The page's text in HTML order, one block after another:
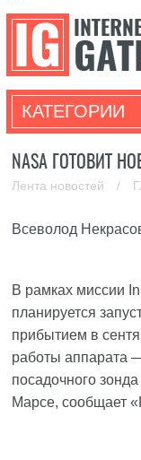
КАТЕГОРИИ
NASA ГОТОВИТ
Лента новостей
/
Всеволод
В рамках миссии
планируется
прибытием в
работы аппарата
посадочного
Марсе, сообщает